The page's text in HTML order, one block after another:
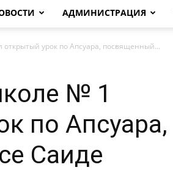
Гагрского
АДМИНИСТРАЦИЯ
урок по Апсуара, посвященный...
№ 1
по Апсуара,
Саиде